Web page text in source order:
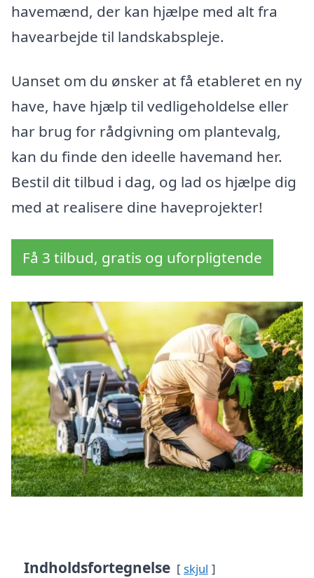
havemænd, der kan hjælpe med alt fra
havearbejde til landskabspleje.
Uanset om du ønsker at få etableret en ny
have, have hjælp til vedligeholdelse eller
har brug for rådgivning om plantevalg,
kan du finde den ideelle havemand her.
Bestil dit tilbud i dag, og lad os hjælpe dig
med at realisere dine haveprojekter!
Få 3 tilbud, gratis og uforpligtende
Indholdsfortegnelse skjul